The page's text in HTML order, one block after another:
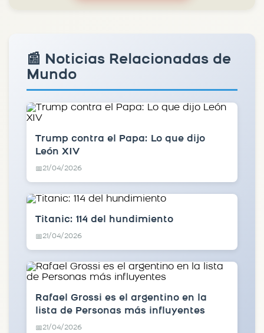
📰 Noticias Relacionadas de
Mundo
Trump contra el Papa: Lo que dijo
León XIV
📅21/04/2026
Titanic: 114 del hundimiento
📅21/04/2026
Rafael Grossi es el argentino en la
lista de Personas más influyentes
📅21/04/2026